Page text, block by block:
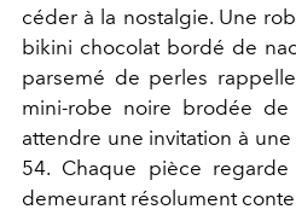
céder à la nostalgie. Une
bikini chocolat bordé de
parsemé de perles
mini-robe noire brodée
attendre une invitation à
54. Chaque pièce
demeurant résolument